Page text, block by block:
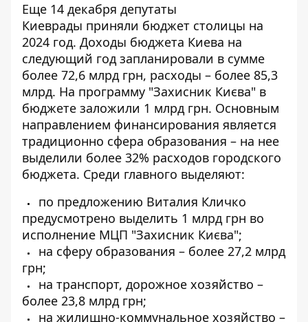
Еще 14 декабря депутаты
Киеврады приняли бюджет столицы на
2024 год. Доходы бюджета Киева на
следующий год запланировали в сумме
более 72,6 млрд грн, расходы – более 85,3
млрд. На программу "Захисник Києва" в
бюджете заложили 1 млрд грн. Основным
направлением финансирования является
традиционно сфера образования – на нее
выделили более 32% расходов городского
бюджета. Среди главного выделяют:
по предложению Виталия Кличко
предусмотрено выделить 1 млрд грн во
исполнение МЦП "Захисник Києва";
на сферу образования – более 27,2 млрд
грн;
на транспорт, дорожное хозяйство –
более 23,8 млрд грн;
на жилищно-коммунальное хозяйство –